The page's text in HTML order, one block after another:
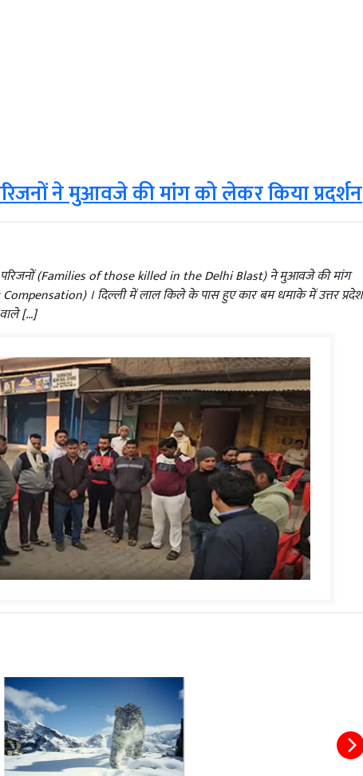
ने मुआवजे की मांग को लेकर किया प्रदर्शन
(Families of those killed in the Delhi Blast) ने मुआवजे की मांग
। दिल्ली में लाल किले के पास हुए कार बम धमाके में उत्तर प्रदेश
[…]